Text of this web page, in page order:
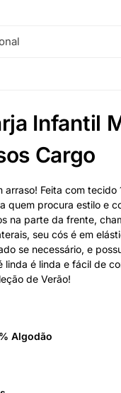
Infantil
Cargo
arraso! Feita com
quem procura estilo e
na parte da frente,
seu cós é em
se necessário, e
linda é linda e fácil de
de Verão!
Algodão